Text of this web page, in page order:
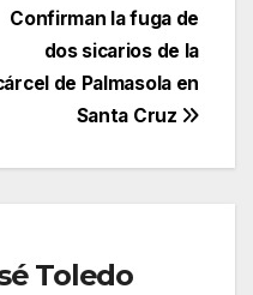
Confirman la fuga de
dos sicarios de la
de Palmasola en
Santa Cruz
Toledo